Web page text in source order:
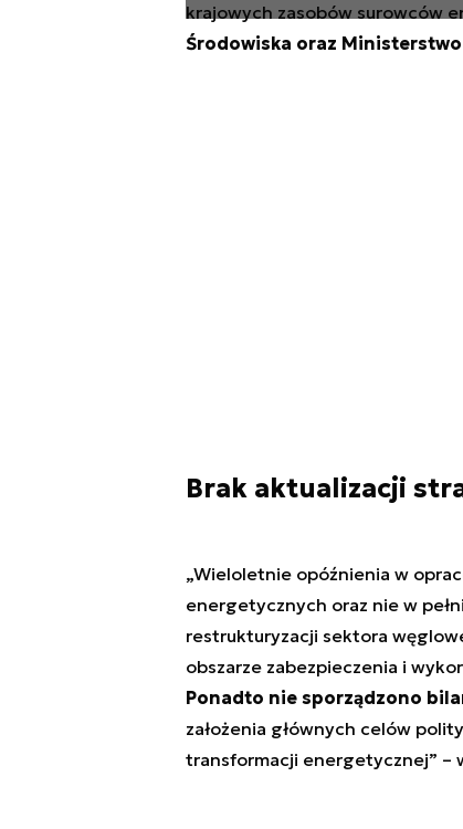
krajowych zasobów surowców
Środowiska oraz
Brak aktualizacji
„Wieloletnie opóźnienia w
energetycznych oraz nie w
restrukturyzacji sektora
obszarze zabezpieczenia i
Ponadto nie sporządzono
założenia głównych celów
transformacji energetycznej” –